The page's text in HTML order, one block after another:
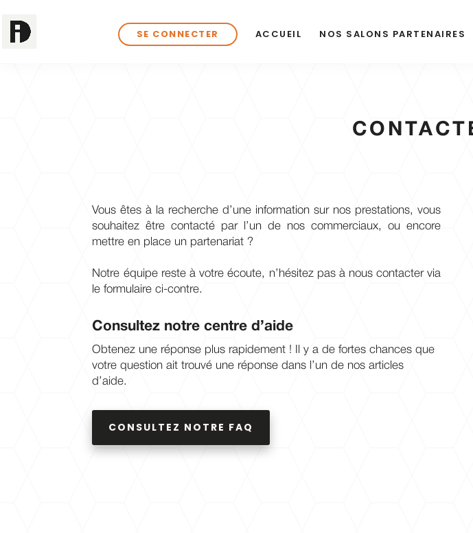
SE CONNECTER ACCUEIL NOS SALONS PARTENAIRES
Vous êtes à la recherche d’une information sur nos prestations, vous
souhaitez être contacté par l’unde nos commerciaux, ou encore
mettre en place un partenariat ?
Notre équipe reste à votre écoute, n’hésitez pas à nous contacter via
le formulaire ci-contre.
Consultez notre centre d’aide
Obtenez une réponse plus rapidement ! Il y a de fortes chances que
votre question ait trouvé une réponse dans l’un de nos articles
d’aide.
CONSULTEZ NOTRE FAQ